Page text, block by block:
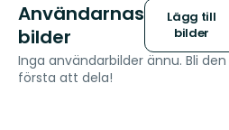
Användarnas
bilder
Lägg till
bilder
Inga användarbilder ännu. Bli den
första att dela!